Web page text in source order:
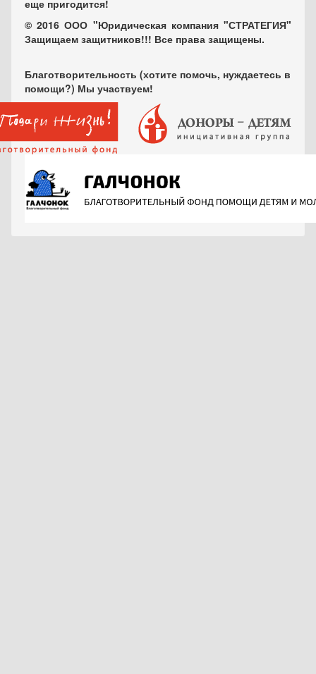
еще пригодится!
© 2016 ООО "Юридическая компания "СТРАТЕГИЯ"
Защищаем защитников!!! Все права защищены.
Благотворительность (хотите помочь, нуждаетесь в
помощи?) Мы участвуем!